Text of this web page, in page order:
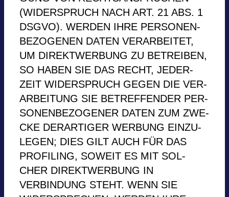
(WIDER­SPRUCH NACH ART. 21 ABS. 1
DSGVO). WER­DEN IHRE PER­SO­NEN­
BE­ZO­GE­NEN DATEN VER­AR­BEI­TET,
UM DIREKT­WER­BUNG ZU BETREI­BEN,
SO HABEN SIE DAS RECHT, JEDER­
ZEIT WIDER­SPRUCH GEGEN DIE VER­
AR­BEI­TUNG SIE BETREF­FEN­DER PER­
SO­NEN­BE­ZO­GE­NER DATEN ZUM ZWE­
CKE DER­AR­TI­GER WER­BUNG EIN­ZU­
LE­GEN; DIES GILT AUCH FÜR DAS
PRO­FIL­ING, SOWEIT ES MIT SOL­
CHER DIREKT­WER­BUNG IN
VER­BIN­DUNG STEHT. WENN SIE